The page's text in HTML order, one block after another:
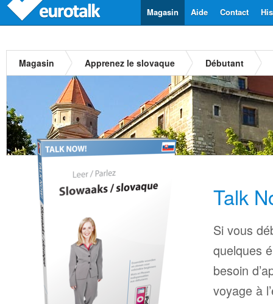
Contact
Aide
Magasin
Magasin Apprenez le slovaque Débutant
Talk
Si vous
quelques
besoin
voyage à